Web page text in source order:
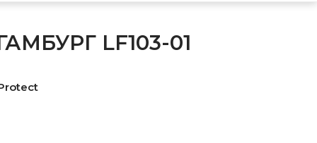
LF103-01